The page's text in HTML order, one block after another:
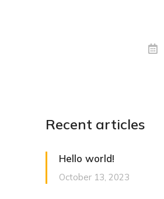
Recent articles
Hello world!
October 13, 2023